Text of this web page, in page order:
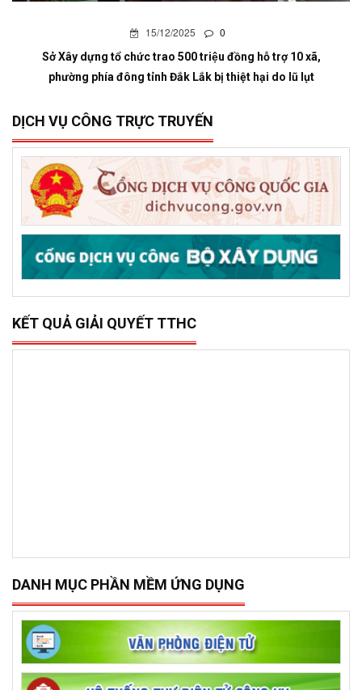
15/12/2025 0
Sở Xây dựng tổ chức trao 500 triệu đồng hỗ trợ 10 xã,
phường phía đông tỉnh Đắk Lắk bị thiệt hại do lũ lụt
DỊCH VỤ CÔNG TRỰC TRUYẾN
KẾT QUẢ GIẢI QUYẾT TTHC
DANH MỤC PHẦN MỀM ỨNG DỤNG